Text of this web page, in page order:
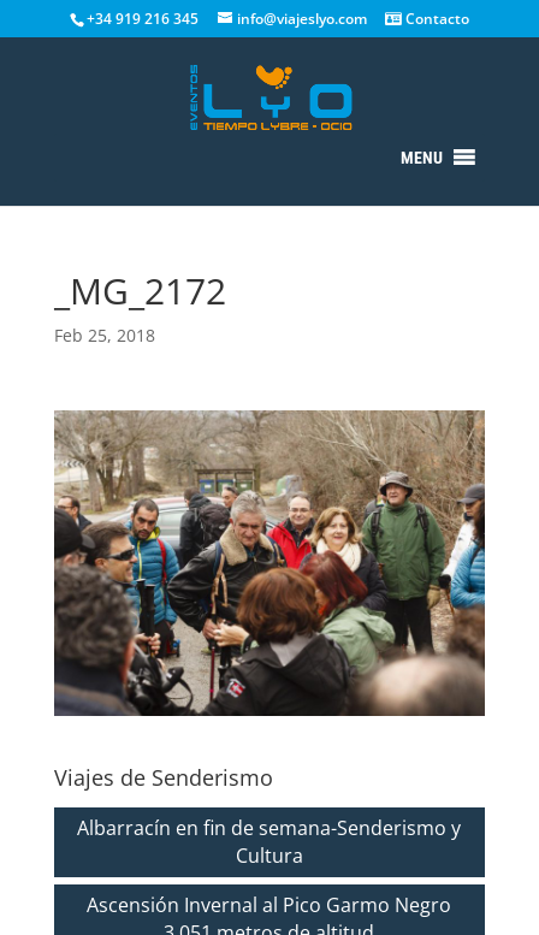
+34 919 216 345 info@viajeslyo.com Contacto
MENU
_MG_2172
Feb 25, 2018
Viajes de Senderismo
Albarracín en fin de semana-Senderismo y
Cultura
Ascensión Invernal al Pico Garmo Negro